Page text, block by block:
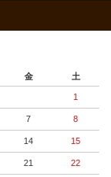
金 土
1
7 8
14 15
21 22